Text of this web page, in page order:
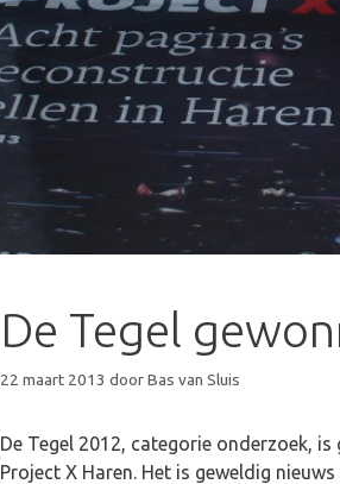
De Tegel
22 maart 2013 doorBas van Sluis
De Tegel 2012, categorie onderzoek,
Project X Haren. Het is geweldig